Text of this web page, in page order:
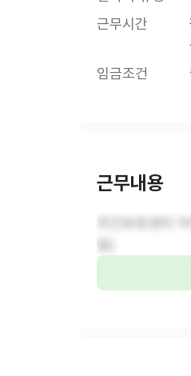
근무시간
임금조건
근무내용
주간보호센터